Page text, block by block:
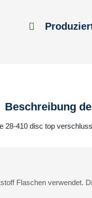
Beschreibung
28-410 disc top
Flaschen verwendet.